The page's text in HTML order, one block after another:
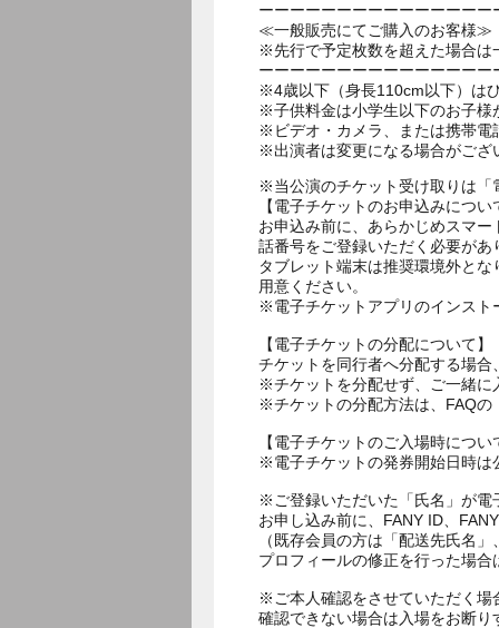
ーーーーーーーーーーーーーー
≪一般販売にてご購入のお客様≫
※先行で予定枚数を超えた場合は
ーーーーーーーーーーーーーー
※4歳以下（身長110cm以下）は
※子供料金は小学生以下のお子様
※ビデオ・カメラ、または携帯電
※出演者は変更になる場合がござ
※当公演のチケット受け取りは「
【電子チケットのお申込みについ
お申込み前に、あらかじめスマ
話番号をご登録いただく必要があ
タブレット端末は推奨環境外と
用意ください。
※電子チケットアプリのインスト
【電子チケットの分配について】
チケットを同行者へ分配する場合
※チケットを分配せず、ご一緒に
※チケットの分配方法は、FAQの
【電子チケットのご入場時につい
※電子チケットの発券開始日時は
※ご登録いただいた「氏名」が電
お申し込み前に、FANY ID、
（既存会員の方は「配送先氏名
プロフィールの修正を行った場
※ご本人確認をさせていただく場
確認できない場合は入場をお断り